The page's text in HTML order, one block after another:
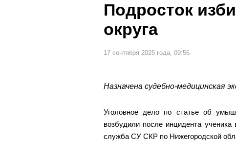
Подросток
округа
17 сентября 2025 года, 09:56
Назначена судебно-медицинская
Уголовное дело по статье об
возбудили после инцидента
служба СУ СКР по Нижегородской